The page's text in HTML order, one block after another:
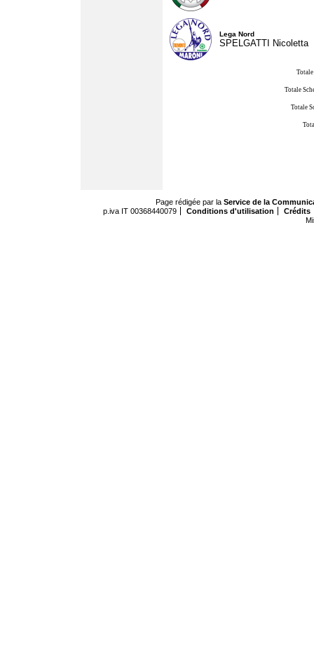
Lega Nord
SPELGATTI Nicoletta
Totale
Totale
Page rédigée par la Service de la
p.iva IT 00368440079
Conditions d'utilisation
Crédits